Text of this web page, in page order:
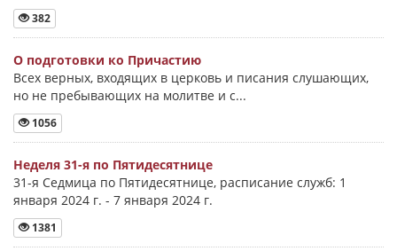
382
О подготовки ко Причастию
Всех верных, входящих в церковь и писания слушающих,
но не пребывающих на молитве и с...
1056
Неделя 31-я по Пятидесятнице
31-я Седмица по Пятидесятнице, расписание служб: 1
января 2024 г. - 7 января 2024 г.
1381